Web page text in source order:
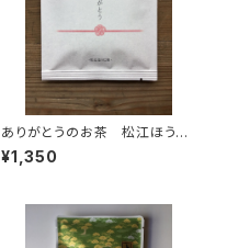
ありがとうのお茶 松江ほうじ
茶 ﾃｨｰﾊﾞｯｸﾞ1P入×５個
¥1,350